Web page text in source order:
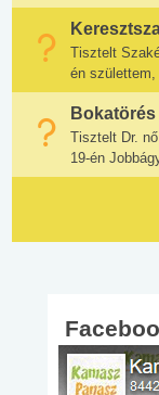
Tisztelt
én születtem,
Bokatörés
Tisztelt Dr.
19-én